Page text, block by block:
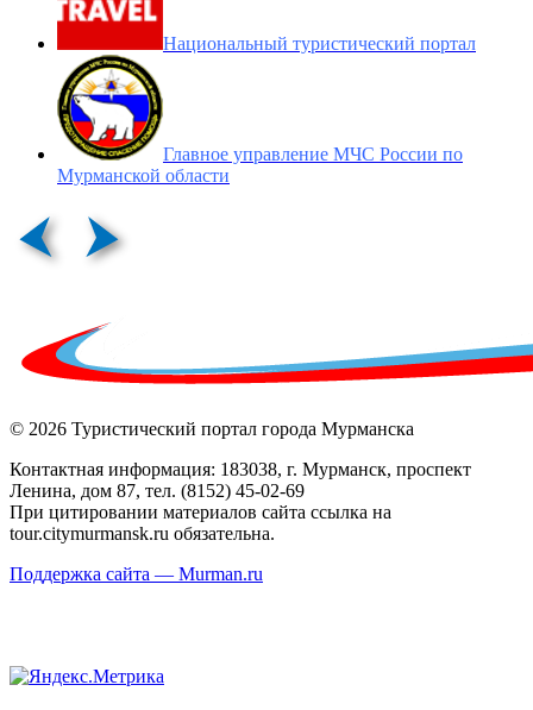
Национальный туристический портал
Главное управление МЧС России по
Мурманской области
© 2026 Туристический портал города Мурманска
Контактная информация: 183038, г. Мурманск, проспект
Ленина, дом 87, тел. (8152) 45-02-69
При цитировании материалов сайта ссылка на
tour.citymurmansk.ru обязательна.
Поддержка сайта — Murman.ru